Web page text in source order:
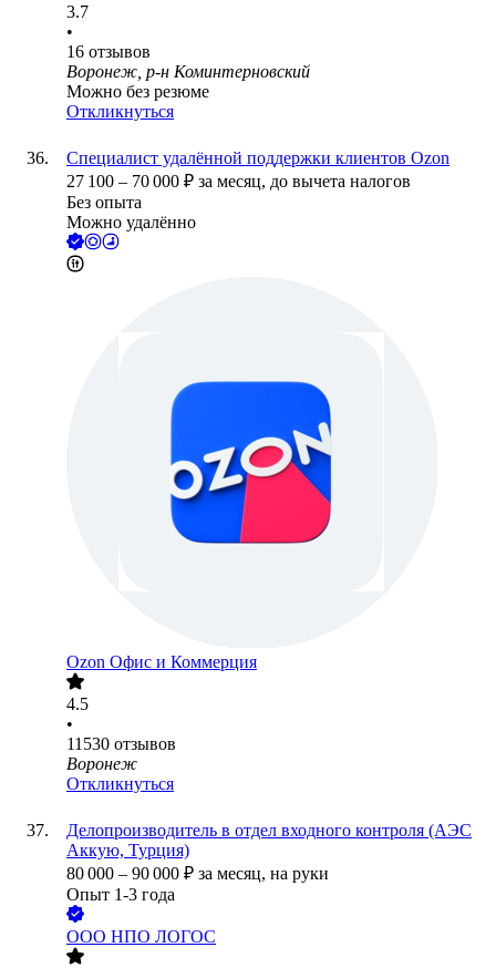
3.7
•
16 отзывов
Воронеж, р-н Коминтерновский
Можно без резюме
Откликнуться
Специалист удалённой поддержки клиентов Ozon
27 100 – 70 000 ₽ за месяц, до вычета налогов
Без опыта
Можно удалённо
Ozon Офис и Коммерция
4.5
•
11530 отзывов
Воронеж
Откликнуться
Делопроизводитель в отдел входного контроля (АЭС
Аккую, Турция)
80 000 – 90 000 ₽ за месяц, на руки
Опыт 1-3 года
ООО НПО ЛОГОС